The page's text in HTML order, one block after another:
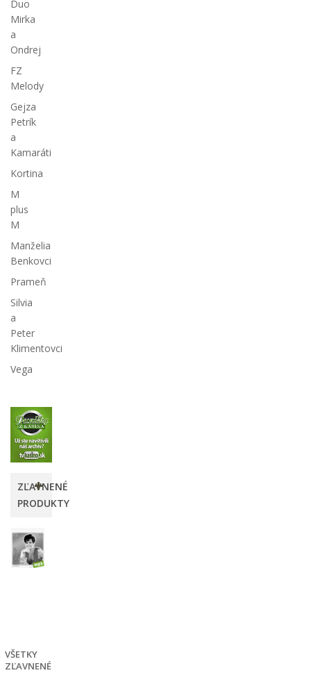
Duo
Mirka
a
Ondrej
FZ
Melody
Gejza
Petrík
a
Kamaráti
Kortina
M
plus
M
Manželia
Benkovci
Prameň
Silvia
a
Peter
Klimentovci
Vega
ZĽAVNENÉ
PRODUKTY
VŠETKY
ZĽAVNENÉ